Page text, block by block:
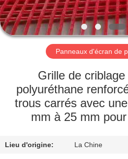
SUJET
DE
NOUS
VISITE
D'USINE
CONTRÔLE
QUALITÉ
Panneaux d'écran de
Grille de
polyuréthane
trous carrés avec
mm à 25 mm
Lieu d'origine: La Chine